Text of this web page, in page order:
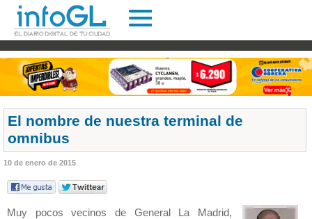
El nombre de nuestra terminal de
omnibus
10 de enero de 2015
Muy pocos vecinos de General La Madrid,